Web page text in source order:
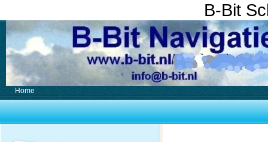
B-Bit
Home